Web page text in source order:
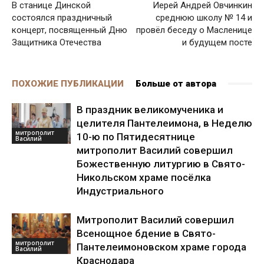
В станице Динской
состоялся праздничный
концерт, посвященный Дню
Защитника Отечества
Иерей Андрей Овчинкин
среднюю школу № 14 и
провёл беседу о Масленице
и будущем посте
ПОХОЖИЕ ПУБЛИКАЦИИ Больше от автора
митрополит
Василий
В праздник великомученика и
целителя Пантелеимона, в Неделю
10-ю по Пятидесятнице
митрополит Василий совершил
Божественную литургию в Свято-
Никольском храме посёлка
Индустриального
митрополит
Василий
Митрополит Василий совершил
Всенощное бдение в Свято-
Пантелеимоновском храме города
Краснодара